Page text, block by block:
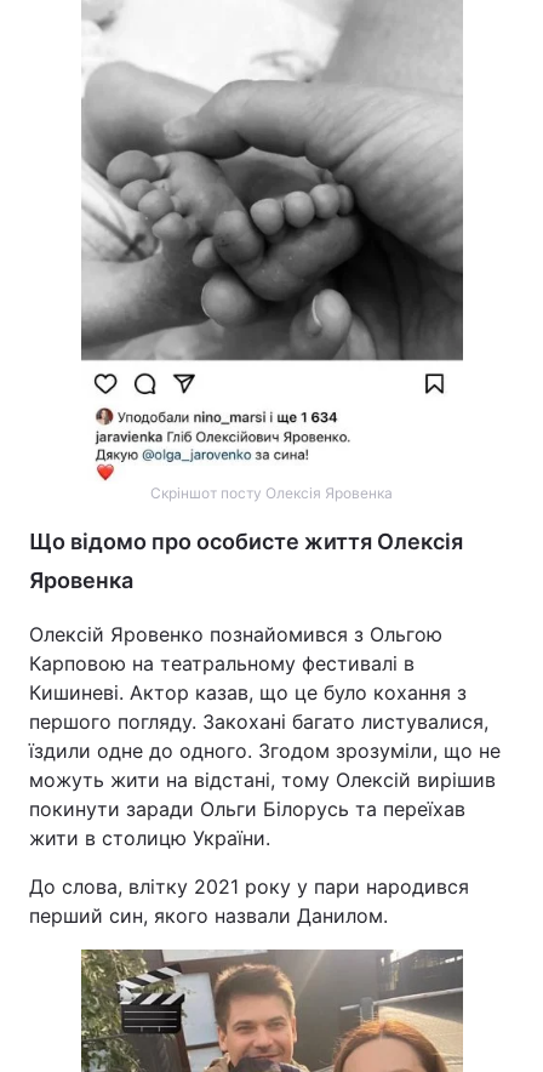
Тема оформлення
Скріншот посту Олексія Яровенка
Що відомо про особисте життя Олексія
Яровенка
Олексій Яровенко познайомився з Ольгою
Карповою на театральному фестивалі в
Кишиневі. Актор казав, що це було кохання з
першого погляду. Закохані багато листувалися,
їздили одне до одного. Згодом зрозуміли, що не
можуть жити на відстані, тому Олексій вирішив
покинути заради Ольги Білорусь та переїхав
жити в столицю України.
До слова, влітку 2021 року у пари народився
перший син, якого назвали Данилом.